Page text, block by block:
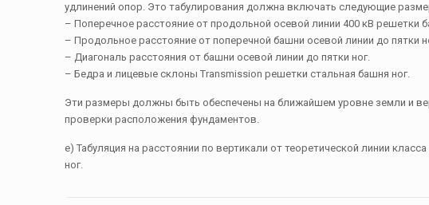
удлинений опор. Это табулирования должна включать следующие
– Поперечное расстояние от продольной осевой линии 400 кВ решетки
– Продольное расстояние от поперечной башни осевой линии до пятки
– Диагональ расстояния от башни осевой линии до пятки ног.
– Бедра и лицевые склоны Transmission решетки стальная башня ног.
Эти размеры должны быть обеспечены на ближайшем уровне земли и
проверки расположения фундаментов.
е) Табуляция на расстоянии по вертикали от теоретической линии
ног.